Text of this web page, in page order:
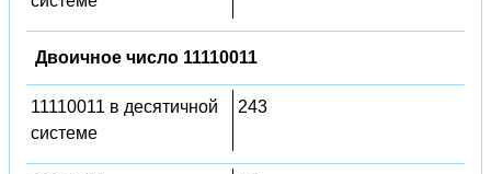
Двоичное число 11110011
11110011 в десятичной
системе
243